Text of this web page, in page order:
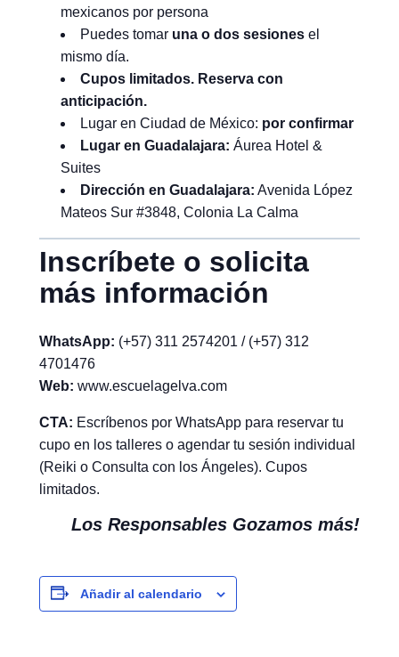
mexicanos por persona
Puedes tomar una o dos sesiones el
mismo día.
Cupos limitados. Reserva con
anticipación.
Lugar en Ciudad de México: por confirmar
Lugar en Guadalajara: Áurea Hotel &
Suites
Dirección en Guadalajara: Avenida López
Mateos Sur #3848, Colonia La Calma
Inscríbete o solicita
más información
WhatsApp: (+57) 311 2574201 / (+57) 312
4701476
Web: www.escuelagelva.com
CTA: Escríbenos por WhatsApp para reservar tu
cupo en los talleres o agendar tu sesión individual
(Reiki o Consulta con los Ángeles). Cupos
limitados.
Los Responsables Gozamos más!
Añadir al calendario